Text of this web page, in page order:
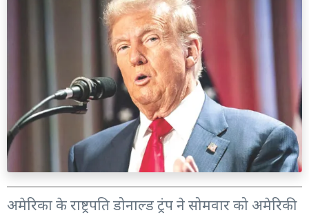
अमेरिका के राष्ट्रपति डोनाल्ड ट्रंप ने सोमवार को अमेरिकी